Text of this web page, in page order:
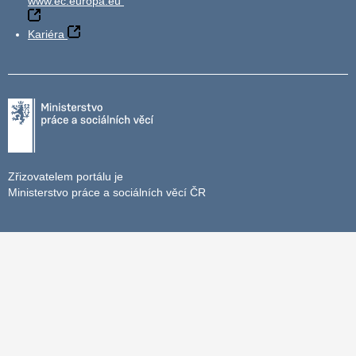
Kariéra
Zřizovatelem portálu je
Ministerstvo práce a sociálních věcí ČR